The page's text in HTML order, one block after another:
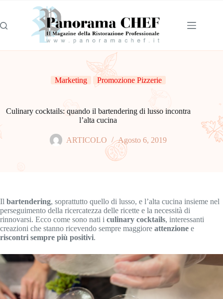
Marketing Promozione Pizzerie
Culinary cocktails: quando il bartendering di lusso incontra
l’alta cucina
ARTICOLO Agosto 6, 2019
Il bartendering, soprattutto quello di lusso, e l’alta cucina insieme nel
perseguimento della ricercatezza delle ricette e la necessità di
rinnovarsi. Ecco come sono nati i culinary cocktails, interessanti
creazioni che stanno ricevendo sempre maggiore attenzione e
riscontri sempre più positivi.